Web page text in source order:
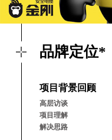
品牌定位*
项⽬背景回顾
⾼层访谈
项⽬理解
解决思路